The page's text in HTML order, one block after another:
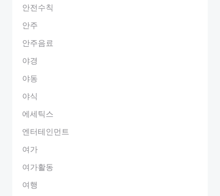
안전수칙
안주
안주음료
야경
야동
야식
에세틱스
엔터테인먼트
여가
여가활동
여행